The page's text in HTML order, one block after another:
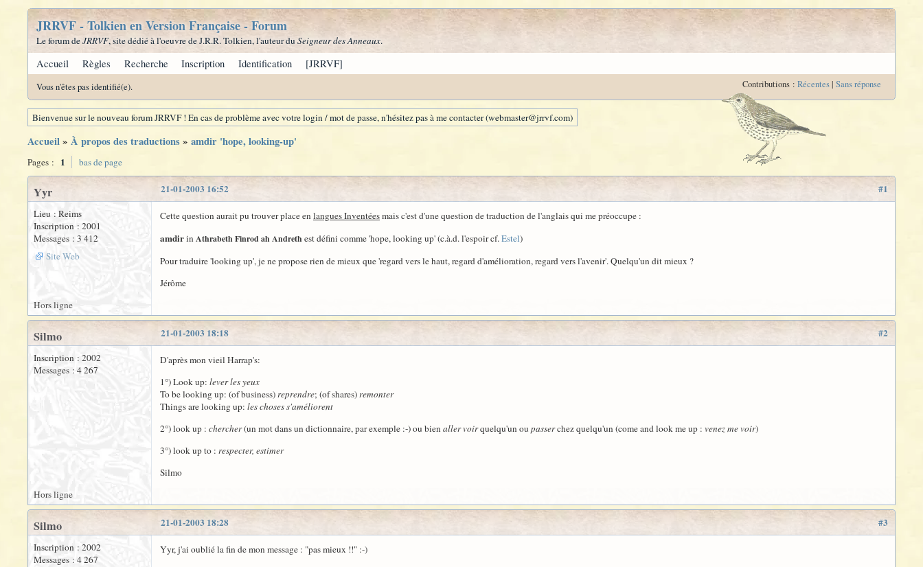
JRRVF - Tolkien en Version Française - Forum
Le forum deJRRVF, site dédié à l'oeuvre de J.R.R. Tolkien, l'auteur du Seigneur des Anneaux.
Accueil Règles Recherche Inscription Identification [JRRVF]
Vous n'êtes pas identifié(e). Contributions : Récentes| Sans réponse
Bienvenue sur le nouveau forum JRRVF ! En cas de problème avec votre login / mot de passe, n'hésitez pas à me contacter (webmaster@jrrvf.com)
Accueil» À propos des traductions» amdir 'hope, looking-up'
Pages : 1 bas de page
#1
21-01-2003 16:52
Yyr
Lieu : Reims
Inscription : 2001
Messages : 3 412
Site Web
Cette question aurait pu trouver place enlangues Inventéesmais c'est d'une question de traduction de l'anglais qui me préoccupe :
amdirinAthrabeth Finrod ah Andrethest défini comme 'hope, looking up' (c.à.d. l'espoir cf.Estel)
Pour traduire 'looking up', je ne propose rien de mieux que 'regard vers le haut, regard d'amélioration, regard vers l'avenir'. Quelqu'un dit mieux ?
Jérôme
Hors ligne
#2
21-01-2003 18:18
Silmo
Inscription : 2002
Messages : 4 267
D'après mon vieil Harrap's:
1°) Look up: lever les yeux
To be looking up: (of business)reprendre; (of shares)remonter
Things are looking up: les choses s'améliorent
2°) look up : chercher(un mot dans un dictionnaire, par exemple :-) ou bienaller voirquelqu'un ou passerchez quelqu'un (come and look me up : venez me voir)
3°) look up to : respecter, estimer
Silmo
Hors ligne
#3
21-01-2003 18:28
Silmo
Inscription : 2002
Messages : 4 267
Yyr, j'ai oublié la fin de mon message : "pas mieux !!" :-)